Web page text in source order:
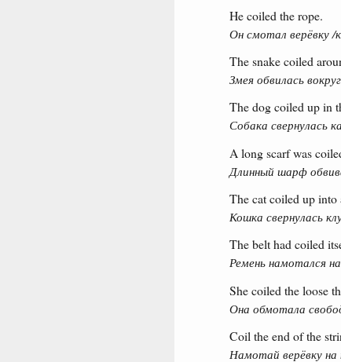
He coiled the rope.
Он смотал верёвку /
The snake coiled
Змея обвилась
The dog coiled up in
Собака свернулась
A long scarf was
Длинный шарф
The cat coiled up into
Кошка свернулась
The belt had coiled
Ремень намотался
She coiled the loose
Она обмотала
Coil the end of the
Намотай верёвку